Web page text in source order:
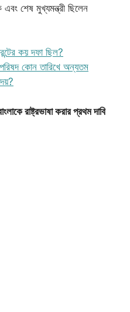
শেষ মুখ্যমন্ত্রী ছিলেন
কয় দফা ছিল?
কোন তারিখে অন্যতম
রাষ্ট্রভাষা করার প্রথম দাবি